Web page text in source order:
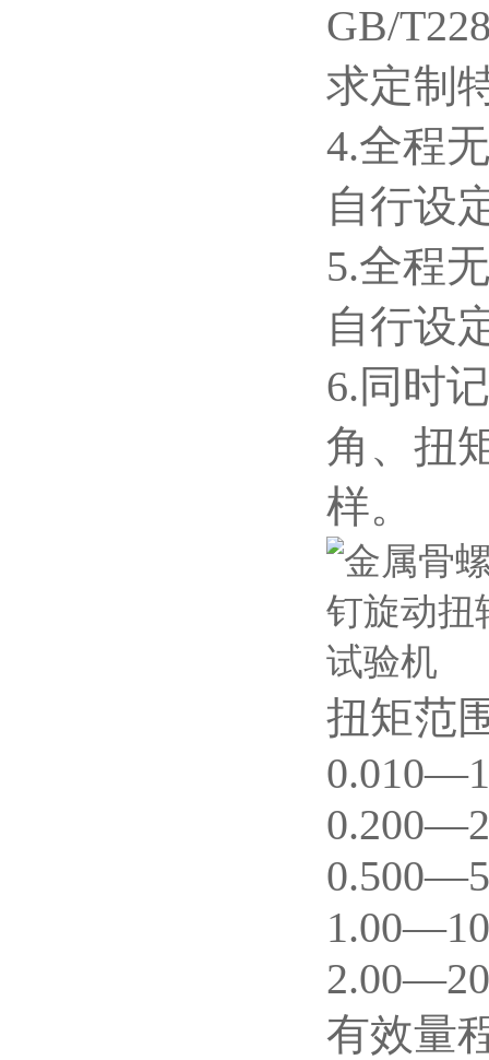
GB/
求定制
4.全程
自行设
5.全程
自行设
6.同时
角、扭
样。
扭矩范
有效量